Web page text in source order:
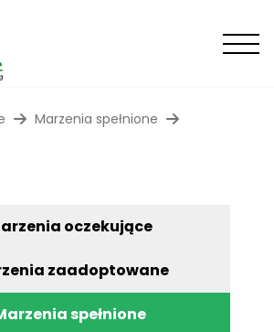
Marzenia spełnione
oczekujące
zaadoptowane
spełnione